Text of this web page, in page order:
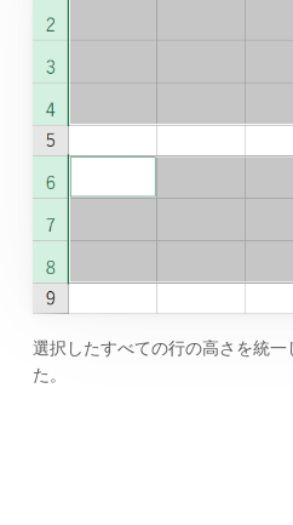
選択したすべての行の高さを統
た。